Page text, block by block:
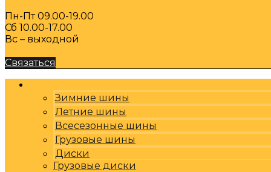
Пн-Пт 09.00-19.00
Сб 10.00-17.00
Вс – выходной
Связаться
Зимние шины
Летние шины
Всесезонные шины
Грузовые шины
Диски
Грузовые диски